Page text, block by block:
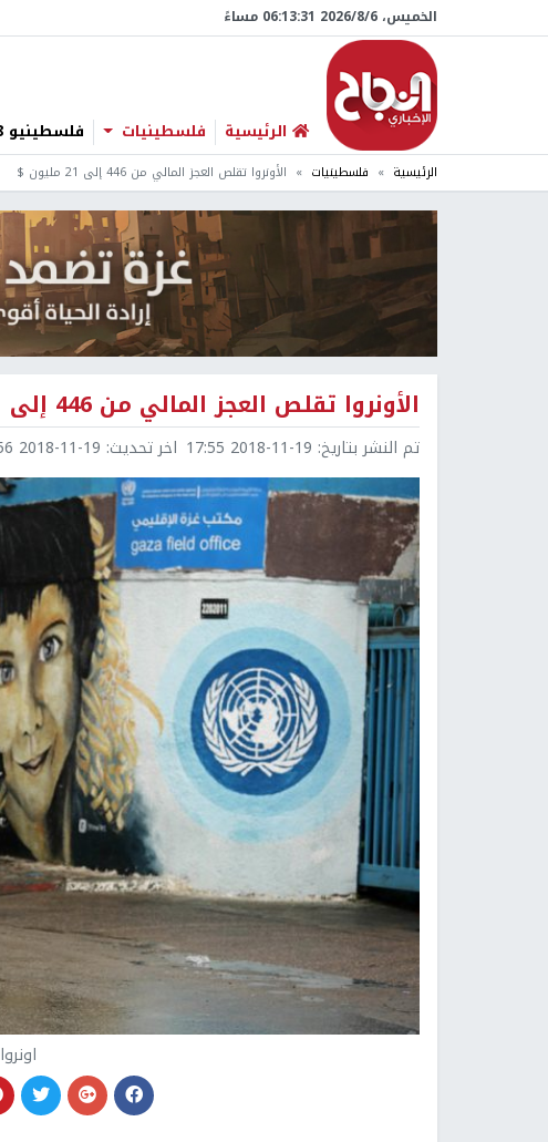
الخميس، 6/‏8/‏2026 06:13:33 مساءً
الرئيسية فلسطينيات فلسطينيو 48
الرئيسية فلسطينيات الأونروا تقلص العجز المالي من 446 إلى 21 مليون $
الأونروا تقلص العجز المالي من 446 إلى 21 مليون $
تم النشر بتاريخ: 2018-11-19 17:55 اخر تحديث: 2018-11-19 17:56
اونروا